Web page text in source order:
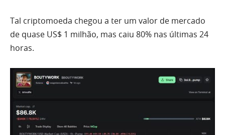
Tal criptomoeda chegou a ter um valor de mercado
de quase US$ 1 milhão, mas caiu 80% nas últimas 24
horas.